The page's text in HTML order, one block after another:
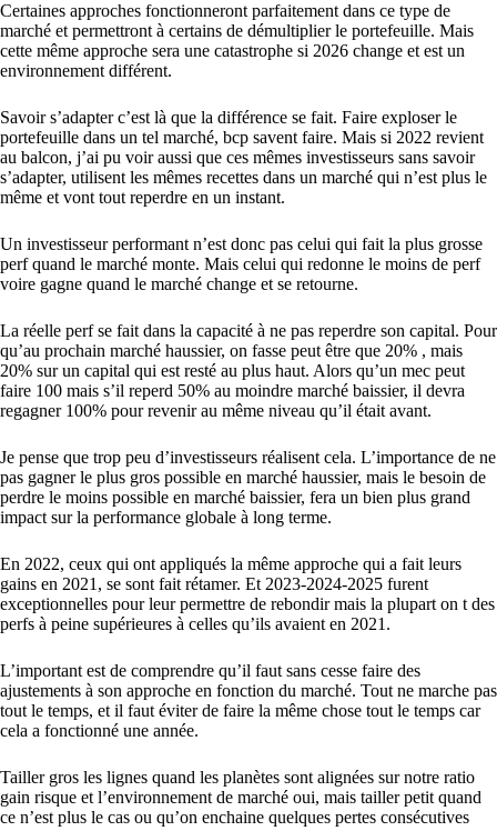
Certaines approches fonctionneront parfaitement dans ce type de
marché et permettront à certains de démultiplier le portefeuille. Mais
cette même approche sera une catastrophe si 2026 change et est un
environnement différent.
Savoir s’adapter c’est là que la différence se fait. Faire exploser le
portefeuille dans un tel marché, bcp savent faire. Mais si 2022 revient
au balcon, j’ai pu voir aussi que ces mêmes investisseurs sans savoir
s’adapter, utilisent les mêmes recettes dans un marché qui n’est plus le
même et vont tout reperdre en un instant.
Un investisseur performant n’est donc pas celui qui fait la plus grosse
perf quand le marché monte. Mais celui qui redonne le moins de perf
voire gagne quand le marché change et se retourne.
La réelle perf se fait dans la capacité à ne pas reperdre son capital. Pour
qu’au prochain marché haussier, on fasse peut être que 20% , mais
20% sur un capital qui est resté au plus haut. Alors qu’un mec peut
faire 100 mais s’il reperd 50% au moindre marché baissier, il devra
regagner 100% pour revenir au même niveau qu’il était avant.
Je pense que trop peu d’investisseurs réalisent cela. L’importance de ne
pas gagner le plus gros possible en marché haussier, mais le besoin de
perdre le moins possible en marché baissier, fera un bien plus grand
impact sur la performance globale à long terme.
En 2022, ceux qui ont appliqués la même approche qui a fait leurs
gains en 2021, se sont fait rétamer. Et 2023-2024-2025 furent
exceptionnelles pour leur permettre de rebondir mais la plupart on t des
perfs à peine supérieures à celles qu’ils avaient en 2021.
L’important est de comprendre qu’il faut sans cesse faire des
ajustements à son approche en fonction du marché. Tout ne marche pas
tout le temps, et il faut éviter de faire la même chose tout le temps car
cela a fonctionné une année.
Tailler gros les lignes quand les planètes sont alignées sur notre ratio
gain risque et l’environnement de marché oui, mais tailler petit quand
ce n’est plus le cas ou qu’on enchaine quelques pertes consécutives